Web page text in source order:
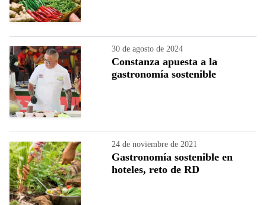
30 de agosto de 2024
Constanza apuesta a la
gastronomía sostenible
24 de noviembre de 2021
Gastronomía sostenible en
hoteles, reto de RD